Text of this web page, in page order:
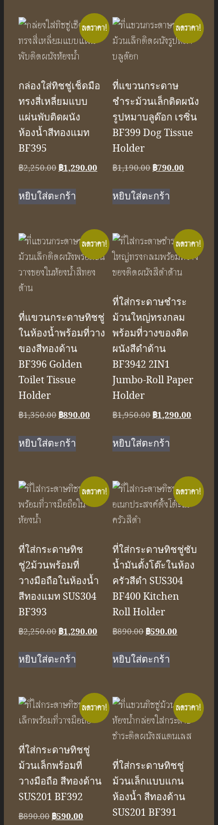
ลดราคา!
กล่องใส่ทิชชู่เช็ดมือ
ทรงสี่เหลี่ยมแบบ
แผ่นพับติดผนัง
ห้องน้ำสีทองแมท
BF395
฿2,250.00 Original
was:
฿2,250.00.
฿1,290.00 Current
฿1,290.00.
หยิบใส่ตะกร้า
ลดราคา!
ที่แขวนกระดาษ
ชำระม้วนเล็กติดผนัง
รูปหมาบลูด๊อก เรซิ่น
BF399 Dog Tissue
Holder
฿1,190.00Original
was:
฿1,190.00.
฿790.00
หยิบใส่ตะกร้า
ลดราคา!
ที่แขวนกระดาษทิชชู่
ในห้องน้ำพร้อมที่วาง
ของสีทองด้าน
BF396 Golden
Toilet Tissue
Holder
฿1,350.00 Original
was:
฿1,350.00.
฿890.00 Current
฿890.00.
หยิบใส่ตะกร้า
ลดราคา!
ที่ใส่กระดาษชำระ
ม้วนใหญ่ทรงกลม
พร้อมที่วางของติด
ผนังสีดำด้าน
BF3942 2IN1
Jumbo-Roll Paper
Holder
฿1,950.00Original
was:
฿1,950.00.
฿1,290.00
หยิบใส่ตะกร้า
ลดราคา!
ที่ใส่กระดาษทิช
ชู่2ม้วนพร้อมที่
วางมือถือในห้องน้ำ
สีทองแมท SUS304
BF393
฿2,250.00 Original
was:
฿2,250.00.
฿1,290.00 Current
฿1,290.00.
หยิบใส่ตะกร้า
ลดราคา!
ที่ใส่กระดาษทิชชู่ซับ
น้ำมันตั้งโต๊ะในห้อง
ครัวสีดำ SUS304
BF400 Kitchen
Roll Holder
฿890.00Original
was:
฿890.00.
฿590.00
หยิบใส่ตะกร้า
ลดราคา!
ที่ใส่กระดาษทิชชู่
ม้วนเล็กพร้อมที่
วางมือถือ สีทองด้าน
SUS201 BF392
฿890.00 Original
฿590.00 Current
ลดราคา!
ที่ใส่กระดาษทิชชู่
ม้วนเล็กแบบแกน
ห้องน้ำ สีทองด้าน
SUS201 BF391